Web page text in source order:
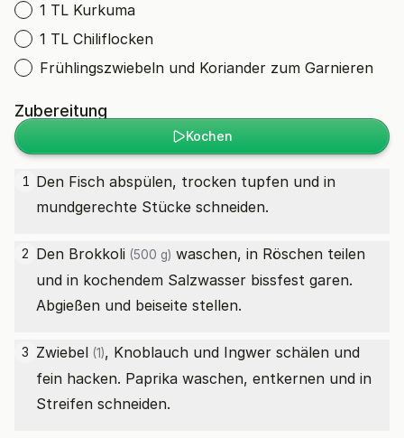
1 TL Kurkuma
1 TL Chiliflocken
Frühlingszwiebeln und Koriander zum Garnieren
Zubereitung
Kochen
1 Den Fisch abspülen, trocken tupfen und in
mundgerechte Stücke schneiden.
2 Den Brokkoli (500 g) waschen, in Röschen teilen
und in kochendem Salzwasser bissfest garen.
Abgießen und beiseite stellen.
3 Zwiebel (1), Knoblauch und Ingwer schälen und
fein hacken. Paprika waschen, entkernen und in
Streifen schneiden.